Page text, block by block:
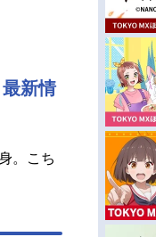
今期アニメ曜日別一覧
夏アニメ
新情
。こち